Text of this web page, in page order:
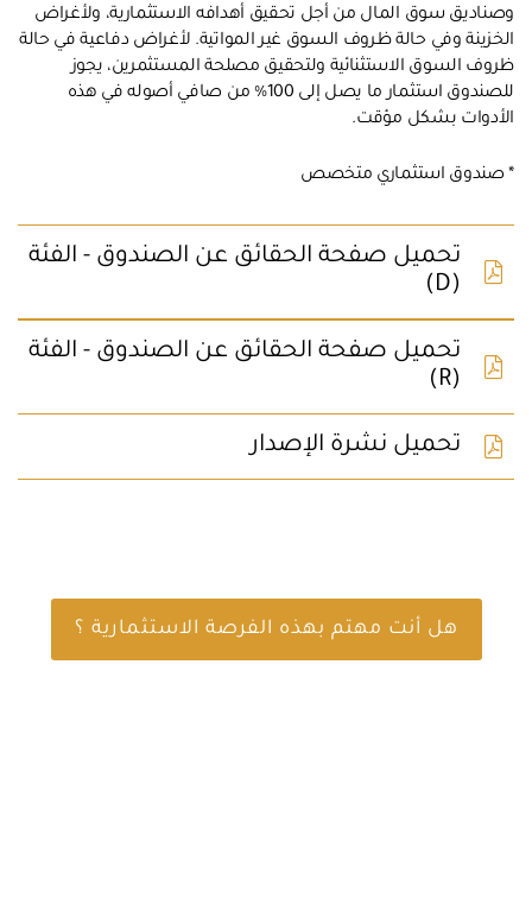
وصناديق سوق المال من أجل تحقيق أهدافه الاستثمارية، ولأغراض
الخزينة وفي حالة ظروف السوق غير المواتية. لأغراض دفاعية في حالة
ظروف السوق الاستثنائية ولتحقيق مصلحة المستثمرين، يجوز
للصندوق استثمار ما يصل إلى 100% من صافي أصوله في هذه
الأدوات بشكل مؤقت.
* صندوق استثماري متخصص
تحميل صفحة الحقائق عن الصندوق - الفئة
(D)
تحميل صفحة الحقائق عن الصندوق - الفئة
(R)
تحميل نشرة الإصدار
هل أنت مهتم بهذه الفرصة الاستثمارية ؟